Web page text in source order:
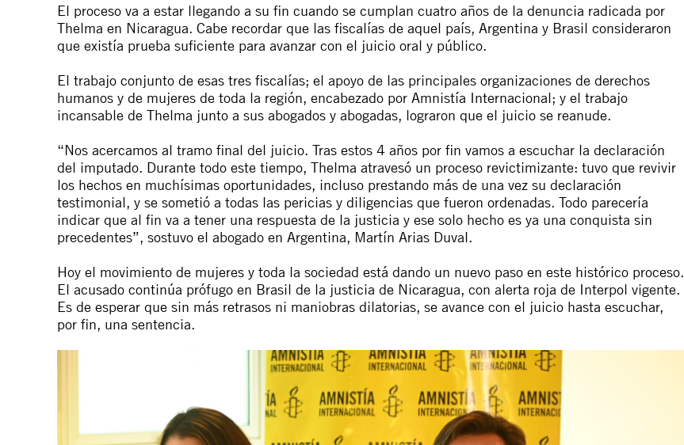
El proceso va a estar llegando a su fin cuando se cumplan cuatro años de la denuncia radicada por
Thelma en Nicaragua. Cabe recordar que las fiscalías de aquel país, Argentina y Brasil consideraron
que existía prueba suficiente para avanzar con el juicio oral y público.
El trabajo conjunto de esas tres fiscalías; el apoyo de las principales organizaciones de derechos
humanos y de mujeres de toda la región, encabezado por Amnistía Internacional; y el trabajo
incansable de Thelma junto a sus abogados y abogadas, lograron que el juicio se reanude.
“Nos acercamos al tramo final del juicio. Tras estos 4 años por fin vamos a escuchar la declaración
del imputado. Durante todo este tiempo, Thelma atravesó un proceso revictimizante: tuvo que revivir
los hechos en muchísimas oportunidades, incluso prestando más de una vez su declaración
testimonial, y se sometió a todas las pericias y diligencias que fueron ordenadas. Todo parecería
indicar que al fin va a tener una respuesta de la justicia y ese solo hecho es ya una conquista sin
precedentes”, sostuvo el abogado en Argentina, Martín Arias Duval.
Hoy el movimiento de mujeres y toda la sociedad está dando un nuevo paso en este histórico proceso.
El acusado continúa prófugo en Brasil de la justicia de Nicaragua, con alerta roja de Interpol vigente.
Es de esperar que sin más retrasos ni maniobras dilatorias, se avance con el juicio hasta escuchar,
por fin, una sentencia.